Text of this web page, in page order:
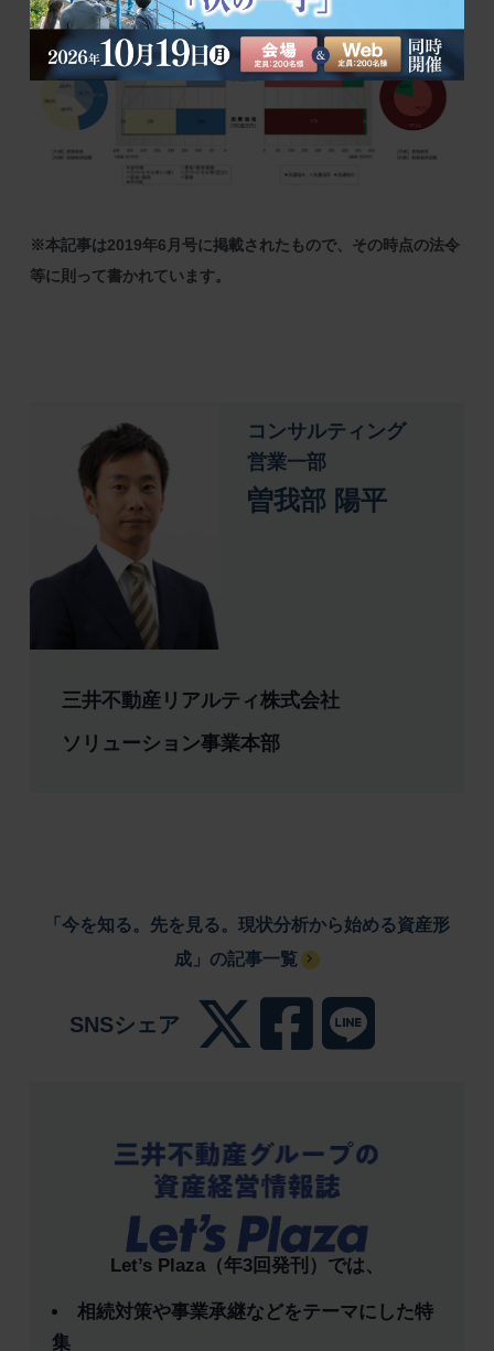
※本記事は2019年6月号に掲載されたもので、その時点の法令
等に則って書かれています。
三井不動産リアルティ株式会社
ソリューション事業本部
コンサルティング
営業一部
曽我部 陽平
「今を知る。先を見る。現状分析から始める資産形
成」の記事一覧
SNSシェア
Let’s Plaza（年3回発刊）では、
相続対策や事業承継などをテーマにした特
集